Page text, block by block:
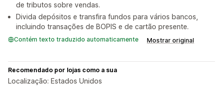
de tributos sobre vendas.
Divida depósitos e transfira fundos para vários bancos,
incluindo transações de BOPIS e de cartão presente.
Contém texto traduzido automaticamente Mostrar original
Recomendado por lojas como a sua
Localização: Estados Unidos